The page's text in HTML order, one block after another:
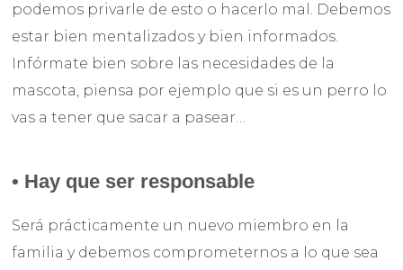
podemos privarle de esto o hacerlo mal. Debemos
estar bien mentalizados y bien informados.
Infórmate bien sobre las necesidades de la
mascota, piensa por ejemplo que si es un perro lo
vas a tener que sacar a pasear…
• Hay que ser responsable
Será prácticamente un nuevo miembro en la
familia y debemos comprometernos a lo que sea